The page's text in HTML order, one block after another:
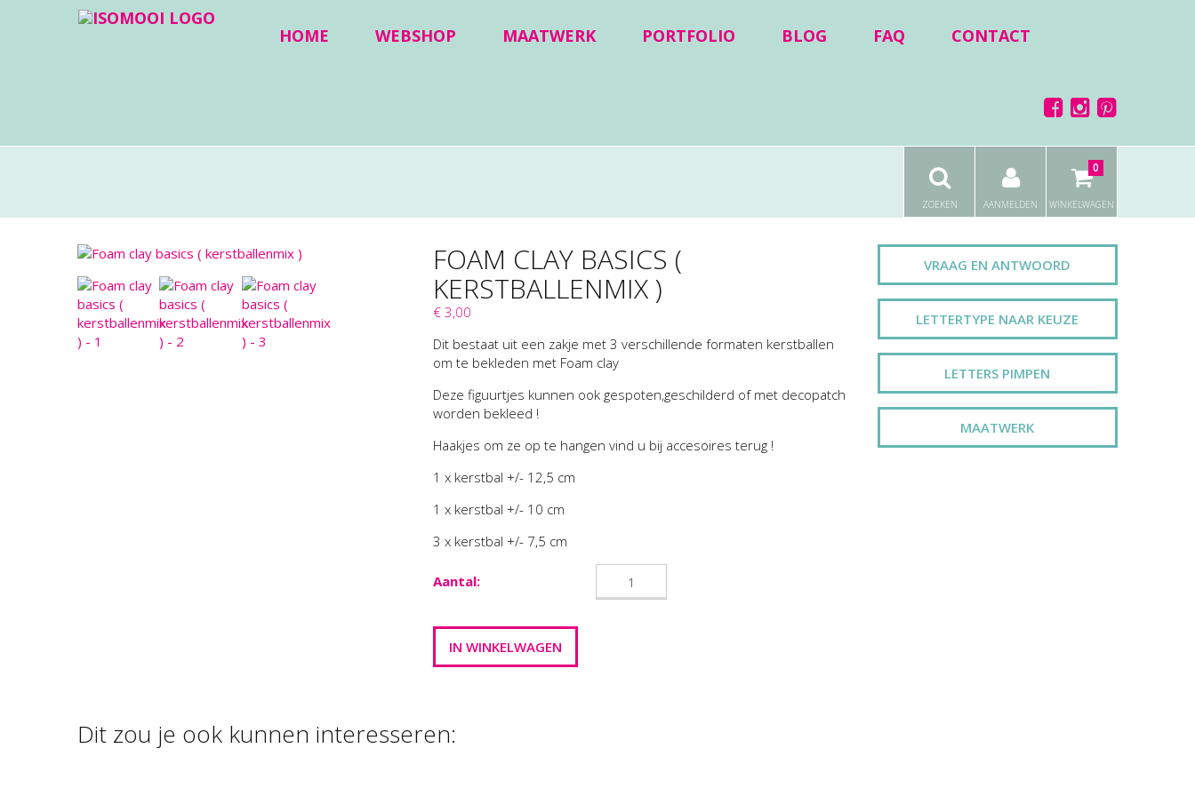
HOME WEBSHOP MAATWERK PORTFOLIO BLOG FAQ CONTACT
ZOEKEN AANMELDEN WINKELWAGEN
0
FOAM CLAY BASICS (
KERSTBALLENMIX )
€ 3,00
Dit bestaat uit een zakje met 3 verschillende formaten kerstballen
om te bekleden met Foam clay
Deze figuurtjes kunnen ook gespoten,geschilderd of met decopatch
worden bekleed !
Haakjes om ze op te hangen vind u bij accesoires terug !
1 x kerstbal +/- 12,5 cm
1 x kerstbal +/- 10 cm
3 x kerstbal +/- 7,5 cm
Aantal:
VRAAG EN ANTWOORD
LETTERTYPE NAAR KEUZE
LETTERS PIMPEN
MAATWERK
Dit zou je ook kunnen interesseren: